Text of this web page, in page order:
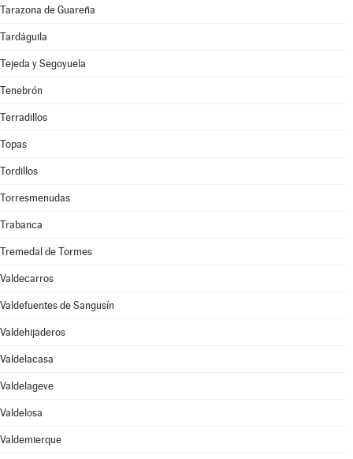
Tarazona de Guareña
Tardáguila
Tejeda y Segoyuela
Tenebrón
Terradillos
Topas
Tordillos
Torresmenudas
Trabanca
Tremedal de Tormes
Valdecarros
Valdefuentes de Sangusín
Valdehijaderos
Valdelacasa
Valdelageve
Valdelosa
Valdemierque